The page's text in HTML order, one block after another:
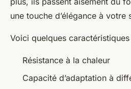
une touche d’élégance à votre
Voici quelques
Résistance à la chaleur
Capacité d’adaptation à